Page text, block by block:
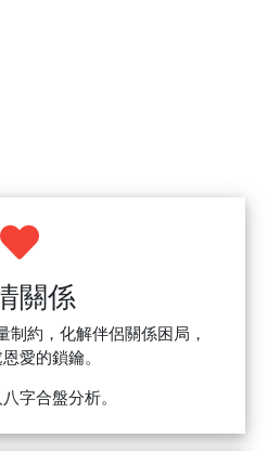
關係
制約，化解伴侶關係困局，
愛的鎖鑰。
字合盤分析。